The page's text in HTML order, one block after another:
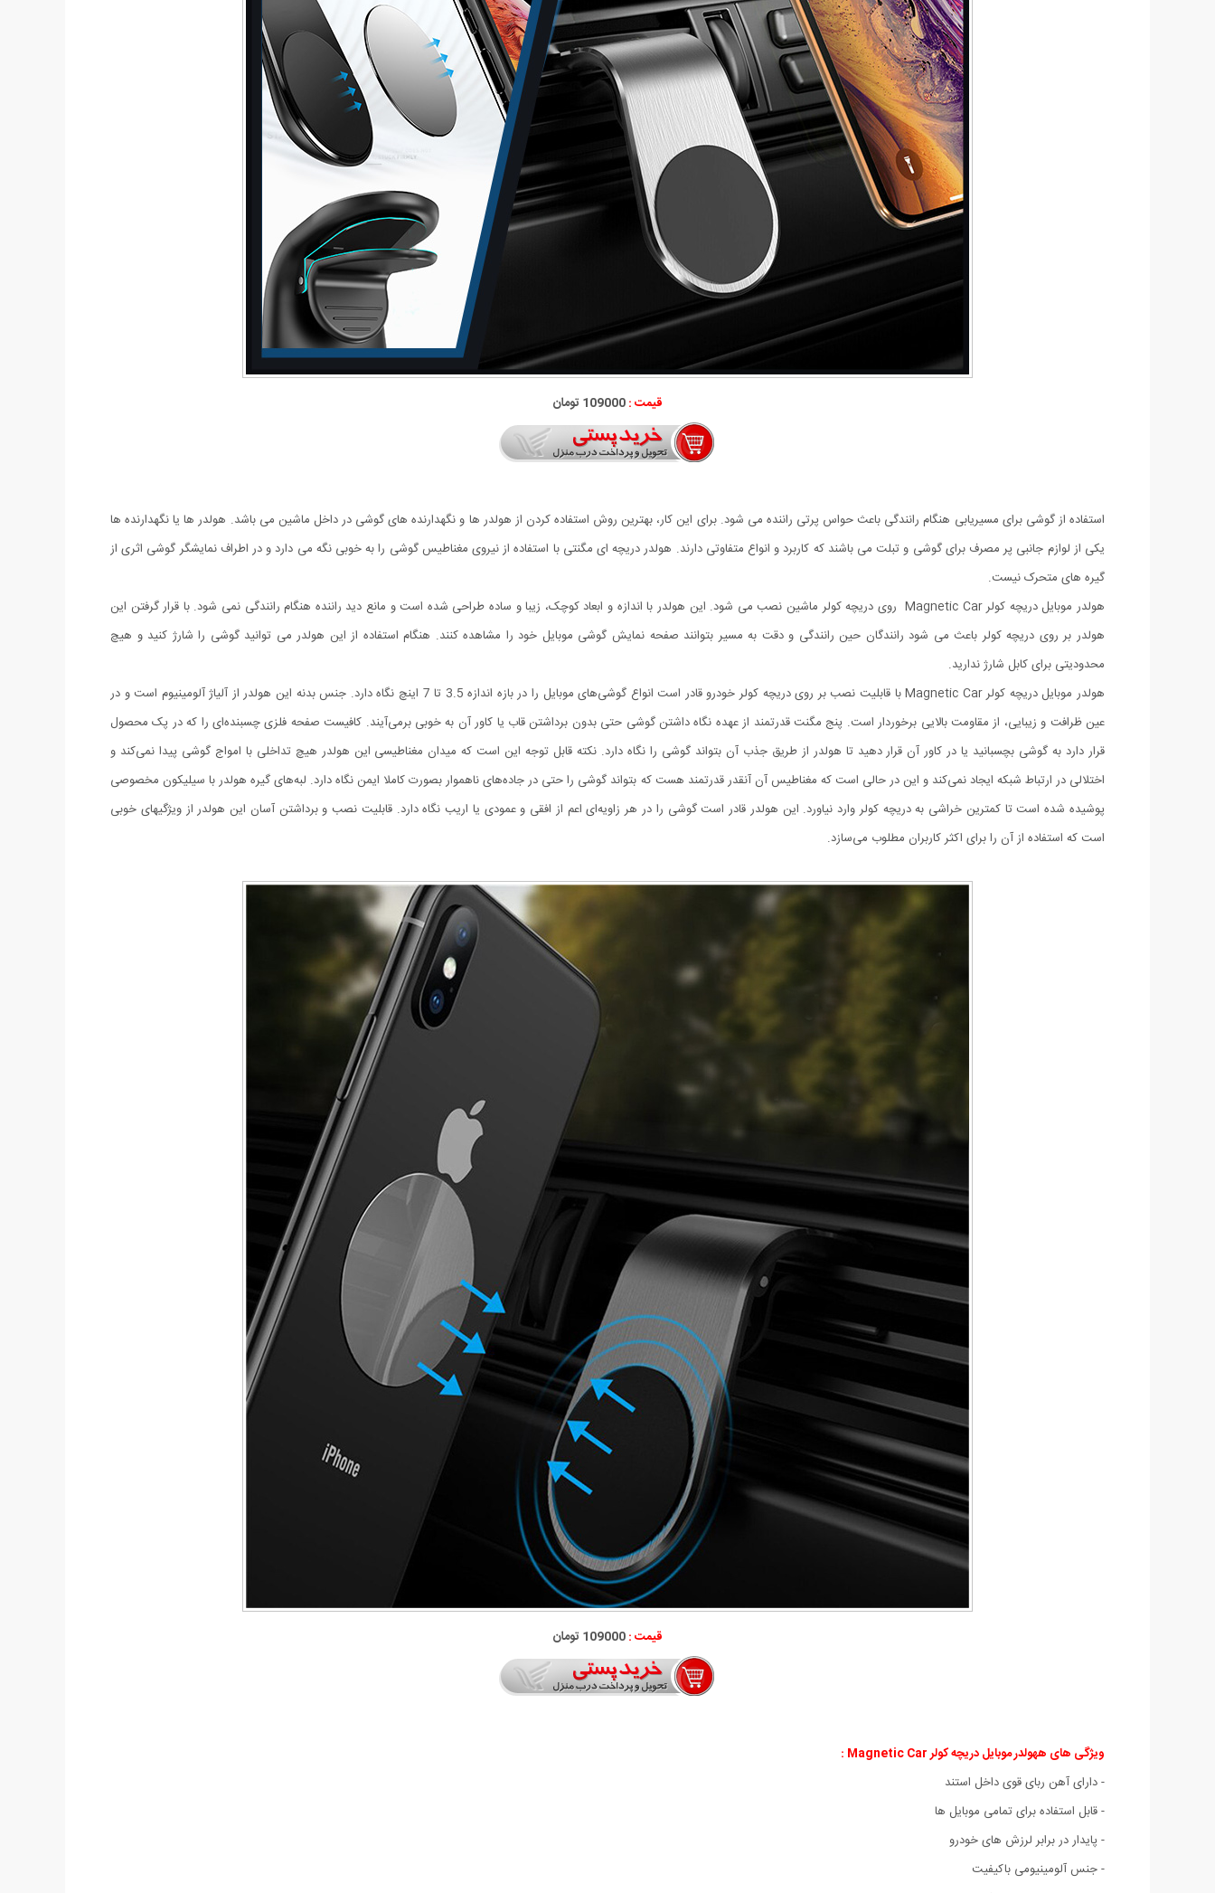
قیمت :109000 تومان
استفاده از گوشی برای مسیریابی هنگام رانندگی باعث حواس پرتی راننده می شود. برای این کار، بهترین روش استفاده کردن از هولدر ها و نگهدارنده های گوشی در داخل ماشین می باشد. هولدر ها یا نگهدارنده ها
یکی از لوازم جانبی پر مصرف برای گوشی و تبلت می باشند که کاربرد و انواع متفاوتی دارند. هولدر دریچه ای مگنتی با استفاده از نیروی مغناطیس گوشی را به خوبی نگه می دارد و در اطراف نمایشگر گوشی اثری از
گیره های متحرک نیست.
هولدر موبایل دریچه کولر Magnetic Car روی دریچه کولر ماشین نصب می شود. این هولدر با اندازه و ابعاد کوچک، زیبا و ساده طراحی شده است و مانع دید راننده هنگام رانندگی نمی شود. با قرار گرفتن این
هولدر بر روی دریچه کولر باعث می شود رانندگان حین رانندگی و دقت به مسیر بتوانند صفحه نمایش گوشی موبایل خود را مشاهده کنند. هنگام استفاده از این هولدر می توانید گوشی را شارژ کنید و هیچ
محدودیتی برای کابل شارژ ندارید.
هولدر موبایل دریچه کولر Magnetic Car با قابلیت نصب بر روی دریچه کولر خودرو قادر است انواع گوشی‌های موبایل را در بازه اندازه 3.5 تا 7 اینچ نگاه دارد. جنس بدنه این هولدر از آلیاژ آلومینیوم است و در
عین ظرافت و زیبایی، از مقاومت بالایی برخوردار است. پنج مگنت قدرتمند از عهده نگاه داشتن گوشی حتی بدون برداشتن قاب یا کاور آن به خوبی برمی‌آیند. کافیست صفحه فلزی چسبنده‌ای را که در پک محصول
قرار دارد به گوشی بچسبانید یا در کاور آن قرار دهید تا هولدر از طریق جذب آن بتواند گوشی را نگاه دارد. نکته قابل توجه این است که میدان مغناطیسی این هولدر هیچ تداخلی با امواج گوشی پیدا نمی‌کند و
اختلالی در ارتباط شبکه ایجاد نمی‌کند و این در حالی است که مغناطیس آن آنقدر قدرتمند هست که بتواند گوشی را حتی در جاده‌های ناهموار بصورت کاملا ایمن نگاه دارد. لبه‌های گیره هولدر با سیلیکون مخصوصی
پوشیده شده است تا کمترین خراشی به دریچه کولر وارد نیاورد. این هولدر قادر است گوشی را در هر زاویه‌ای اعم از افقی و عمودی یا اریب نگاه دارد. قابلیت نصب و برداشتن آسان این هولدر از ویژگیهای خوبی
است که استفاده از آن را برای اکثر کاربران مطلوب می‌سازد.
قیمت :109000 تومان
ویژگی های ههولدر موبایل دریچه کولر Magnetic Car
:
- دارای آهن ربای قوی داخل استند
- قابل استفاده برای تمامی موبایل ها
- پایدار در برابر لرزش های خودرو
- جنس آلومینیومی باکیفیت